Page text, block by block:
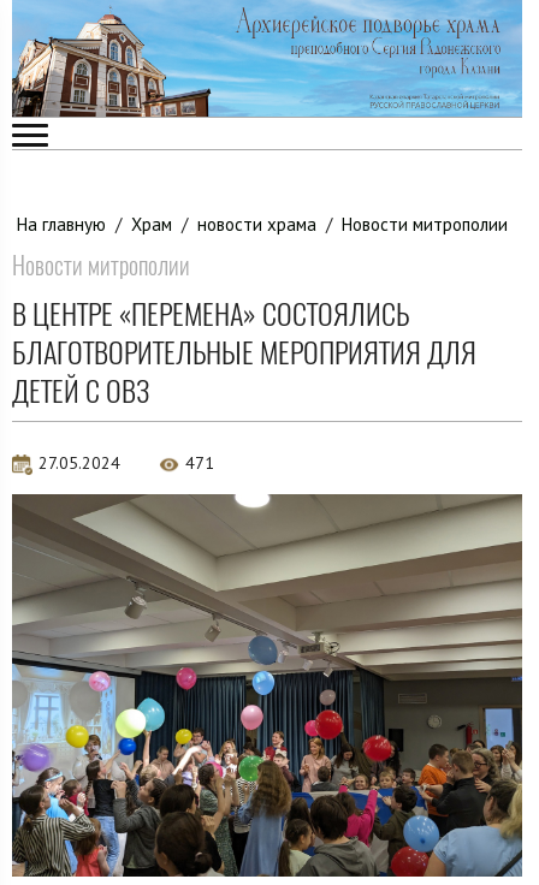
На главную / Храм / новости храма / Новости митрополии
Новости митрополии
В ЦЕНТРЕ «ПЕРЕМЕНА» СОСТОЯЛИСЬ
БЛАГОТВОРИТЕЛЬНЫЕ МЕРОПРИЯТИЯ ДЛЯ
ДЕТЕЙ С ОВЗ
27.05.2024 471